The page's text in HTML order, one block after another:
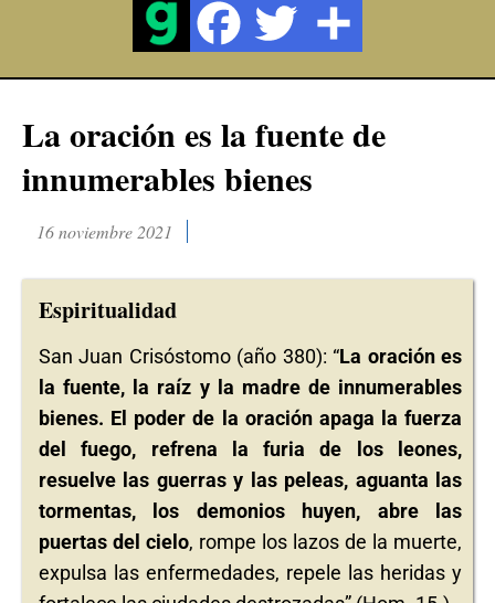
La oración es la fuente de
innumerables bienes
16 noviembre 2021
Espiritualidad
San Juan Crisóstomo (año 380): “La oración es
la fuente, la raíz y la madre de innumerables
bienes. El poder de la oración apaga la fuerza
del fuego, refrena la furia de los leones,
resuelve las guerras y las peleas, aguanta las
tormentas, los demonios huyen, abre las
puertas del cielo, rompe los lazos de la muerte,
expulsa las enfermedades, repele las heridas y